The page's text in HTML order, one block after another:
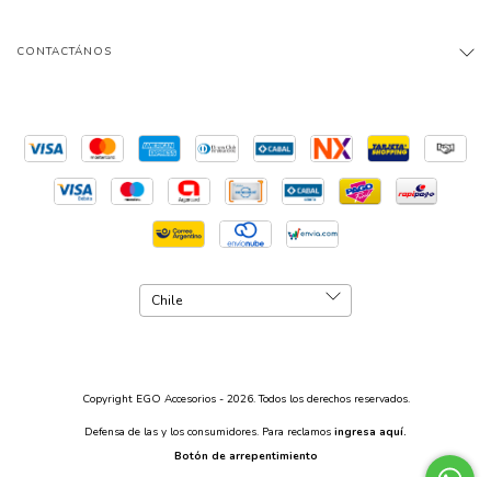
CONTACTÁNOS
Copyright EGO Accesorios - 2026. Todos los derechos reservados.
Defensa de las y los consumidores. Para reclamos ingresa aquí.
Botón de arrepentimiento